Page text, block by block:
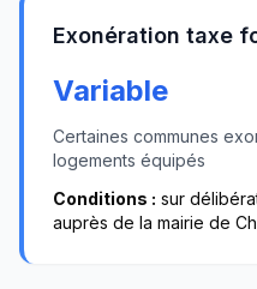
Exonération taxe
Variable
Certaines communes
logements équipés
Conditions : sur
auprès de la mairie de